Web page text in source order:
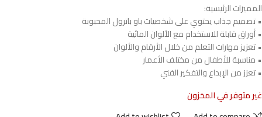
المميزات الرئيسية:
• تصميم جذاب يحتوي على شخصيات باو باترول المحبوبة
• أوراق قابلة للاستخدام مع الألوان المائية
• تعزيز مهارات التعلم من خلال الأرقام والألوان
• مناسبة للأطفال من مختلف الأعمار
• تعزز من الإبداع والتفكير الفني
غير متوفر في المخزون